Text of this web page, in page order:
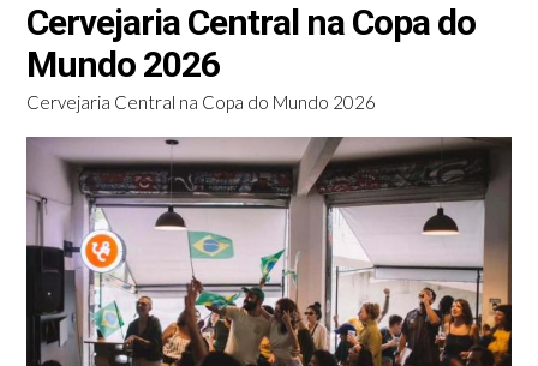
Cervejaria Central na Copa do
Mundo 2026
Cervejaria Central na Copa do Mundo 2026